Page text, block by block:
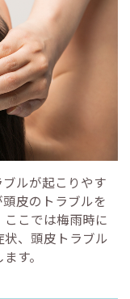
ルが起こりやす
皮のトラブルを
こでは梅雨時に
、頭皮トラブル
す。